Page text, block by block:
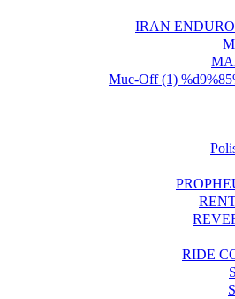
IRAN ENDURO
Muc-Off (1)
RIDE